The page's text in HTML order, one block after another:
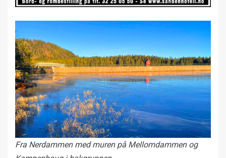
Fra Nerdammen med muren på Mellomdammen og